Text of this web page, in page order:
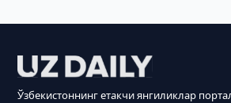
Ўзбекистоннинг етакчи янгиликлар